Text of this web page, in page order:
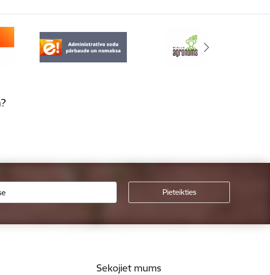
Sekojiet mums